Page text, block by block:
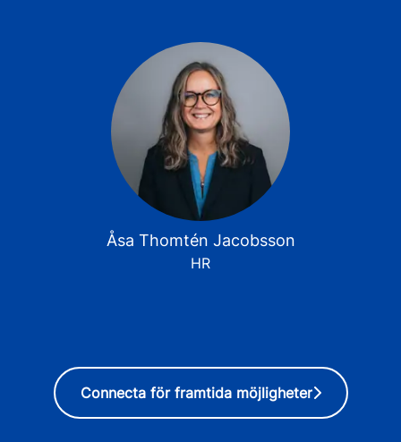
Åsa Thomtén Jacobsson
HR
Connecta för framtida möjligheter